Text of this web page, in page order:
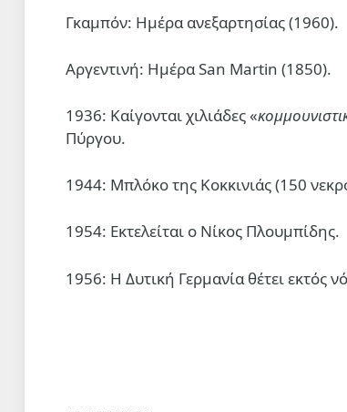
Γκαμπόν: Ημέρα ανεξαρτησίας (1960).
Αργεντινή: Ημέρα San Martin (1850).
1936: Καίγονται χιλιάδες «
Πύργου.
1944: Μπλόκο της Κοκκινιάς (150
1954: Εκτελείται ο Νίκος Πλουμπίδης.
1956: Η Δυτική Γερμανία θέτει εκτός